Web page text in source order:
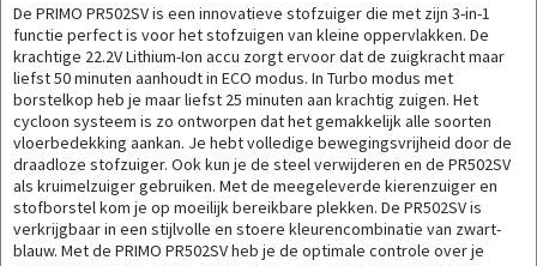
De PRIMO PR502SV is een innovatieve stofzuiger die met zijn 3-in-1
functie perfect is voor het stofzuigen van kleine oppervlakken. De
krachtige 22.2V Lithium-Ion accu zorgt ervoor dat de zuigkracht maar
liefst 50 minuten aanhoudt in ECO modus. In Turbo modus met
borstelkop heb je maar liefst 25 minuten aan krachtig zuigen. Het
cycloon systeem is zo ontworpen dat het gemakkelijk alle soorten
vloerbedekking aankan. Je hebt volledige bewegingsvrijheid door de
draadloze stofzuiger. Ook kun je de steel verwijderen en de PR502SV
als kruimelzuiger gebruiken. Met de meegeleverde kierenzuiger en
stofborstel kom je op moeilijk bereikbare plekken. De PR502SV is
verkrijgbaar in een stijlvolle en stoere kleurencombinatie van zwart-
blauw. Met de PRIMO PR502SV heb je de optimale controle over je